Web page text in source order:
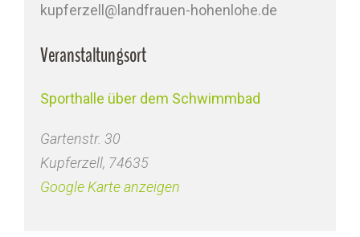
kupferzell@landfrauen-hohenlohe.de
Veranstaltungsort
Sporthalle über dem Schwimmbad
Gartenstr. 30
Kupferzell, 74635
Google Karte anzeigen